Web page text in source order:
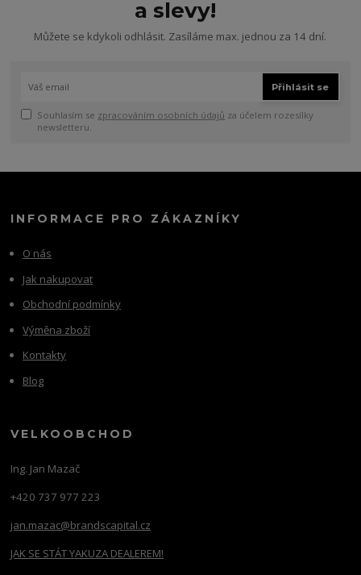
a slevy!
Můžete se kdykoli odhlásit. Zasíláme max. jednou za 14 dní.
Přihlásit se
Souhlasím se zpracováním osobních údajů za účelem rozesílky
newsletteru.
INFORMACE PRO ZÁKAZNÍKY
O nás
Jak nakupovat
Obchodní podmínky
Výměna zboží
Kontakty
Blog
VELKOOBCHOD
Ing. Jan Mazač
+420 737 977 223
jan.mazac@brandscapital.cz
JAK SE STÁT YAKUZA DEALEREM!